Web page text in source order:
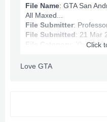
File Name: GTA San
All Maxed...
File Submitter:
File Submitted: 21 Mar
Xbox360
Click
Love GTA